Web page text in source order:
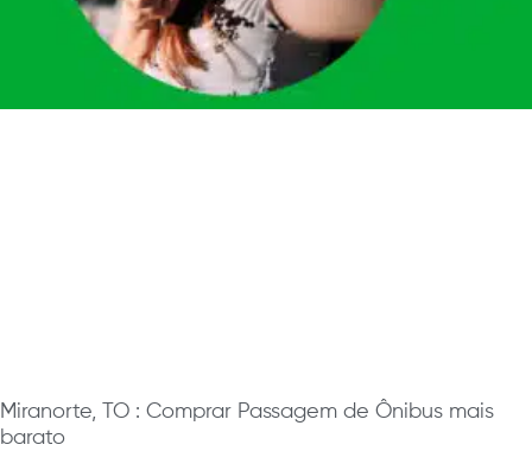
Miranorte, TO : Comprar Passagem de Ônibus mais
barato